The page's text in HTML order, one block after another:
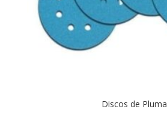
Discos de Pluma